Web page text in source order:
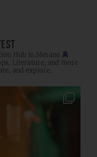
Hub in Merano
Literature, and more
and explore.